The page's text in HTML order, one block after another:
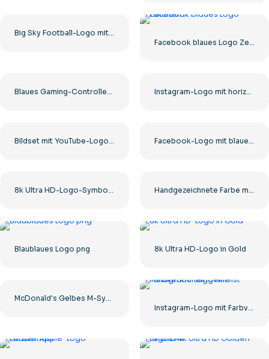
Big Sky Football-Logo mit auffälligem Design für Ihre Sammlung. Kostenloser PNG-Download
Facebook blaues Logo Zeichen F
Blaues Gaming-Controller-Gesichtslogo – Kostenloses PNG-Bild herunterladen Instagram-Logo mit horizontalem Farbverlauf
Bildset mit YouTube-Logos und -Symbolen – kostenloser PNG-Download Facebook-Logo mit blauem Kreis
8k Ultra HD-Logo-Symbol schwarz monochrom Handgezeichnete Farbe mit Barbie-Rosa-Logo
Blaublaues Logo png 8k Ultra HD-Logo in Gold
McDonald's Gelbes M-Symbol-Logo 2025 – Kostenloser PNG-Download
Instagram-Logo mit Farbverlauf eingekreist